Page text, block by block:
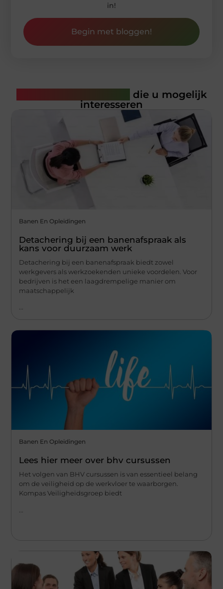
in!
Begin met bloggen!
die u mogelijk
interesseren
Banen En Opleidingen
Detachering bij een banenafspraak als
kans voor duurzaam werk
Detachering bij een banenafspraak biedt zowel
werkgevers als werkzoekenden unieke voordelen. Voor
bedrijven is het een laagdrempelige manier om
maatschappelijk
...
Banen En Opleidingen
Lees hier meer over bhv cursussen
Het volgen van BHV cursussen is van essentieel belang
om de veiligheid op de werkvloer te waarborgen.
Kompas Veiligheidsgroep biedt